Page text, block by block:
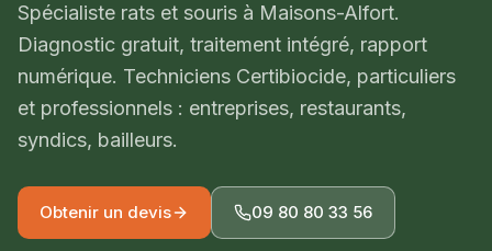
Expertise
À propos
Devis gratuit
Spécialiste rats et souris à Maisons-Alfort.
Diagnostic gratuit, traitement intégré, rapport
numérique. Techniciens Certibiocide, particuliers
et professionnels : entreprises, restaurants,
syndics, bailleurs.
Obtenir un devis 09 80 80 33 56